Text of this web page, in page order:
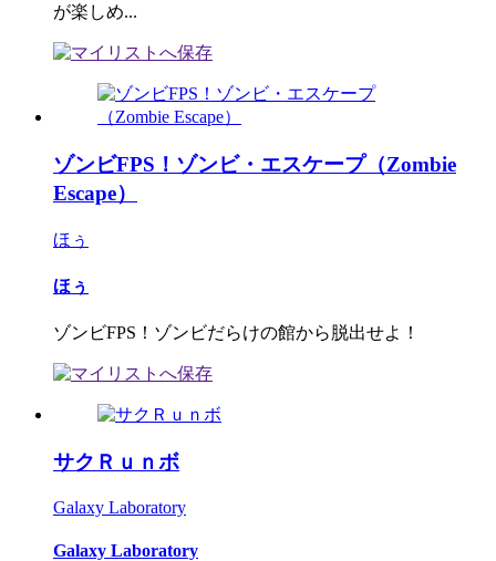
が楽しめ...
ゾンビFPS！ゾンビ・エスケープ（Zombie
Escape）
ほぅ
ほぅ
ゾンビFPS！ゾンビだらけの館から脱出せよ！
サクＲｕｎボ
Galaxy Laboratory
Galaxy Laboratory